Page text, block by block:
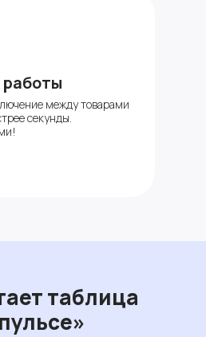
между товарами
секунды.
таблица